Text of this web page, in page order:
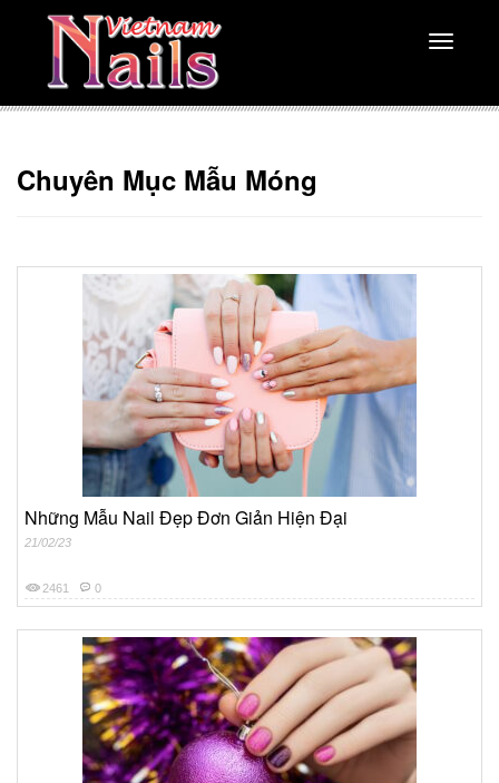
Toggle
Chuyên Mục Mẫu Móng
Những Mẫu Nail Đẹp Đơn Giản Hiện Đại
21/02/23
2461 0